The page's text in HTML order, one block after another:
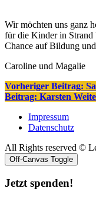
Wir möchten uns ganz
für die Kinder in Strand
Chance auf Bildung
Caroline und Magalie
Vorheriger Beitrag:
Beitrag: Karsten
Impressum
Datenschutz
All Rights reserved ©
Off-Canvas Toggle
Jetzt spenden!